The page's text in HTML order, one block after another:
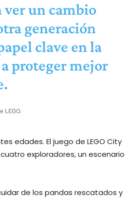
ver un cambio
generación
clave en la
proteger mejor
LEGO.
edades. El juego de LEGO City
exploradores, un escenario
de los pandas rescatados y